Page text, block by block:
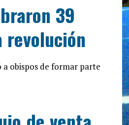
39
revolución
a obispos de formar parte